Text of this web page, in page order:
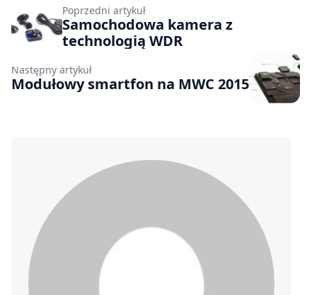
Poprzedni artykuł
Samochodowa kamera z
technologią WDR
Następny artykuł
Modułowy smartfon na MWC 2015